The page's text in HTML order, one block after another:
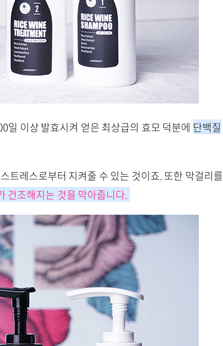
일 이상 발효시켜 얻은 최상급의 효모 덕분에 단백질
트레스로부터 지켜줄 수 있는 것이죠. 또한 막걸리를
건조해지는 것을 막아줍니다.